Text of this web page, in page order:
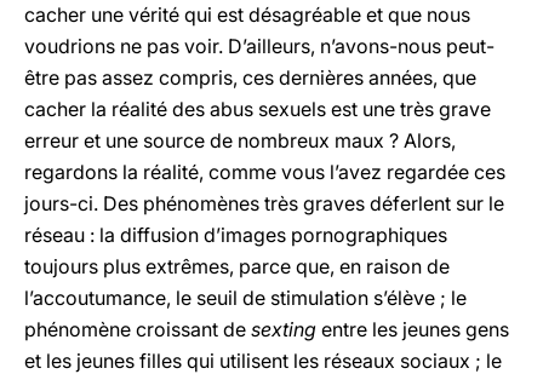
cacher une vérité qui est désagréable et que nous
voudrions ne pas voir. D’ailleurs, n’avons-nous peut-
être pas assez compris, ces dernières années, que
cacher la réalité des abus sexuels est une très grave
erreur et une source de nombreux maux ? Alors,
regardons la réalité, comme vous l’avez regardée ces
jours-ci. Des phénomènes très graves déferlent sur le
réseau : la diffusion d’images pornographiques
toujours plus extrêmes, parce que, en raison de
l’accoutumance, le seuil de stimulation s’élève ; le
phénomène croissant de sexting entre les jeunes gens
et les jeunes filles qui utilisent les réseaux sociaux ; le